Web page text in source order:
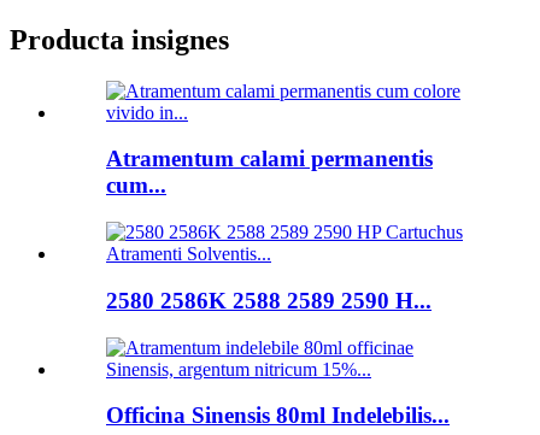
Producta insignes
Atramentum calami permanentis
cum...
2580 2586K 2588 2589 2590 H...
Officina Sinensis 80ml Indelebilis...